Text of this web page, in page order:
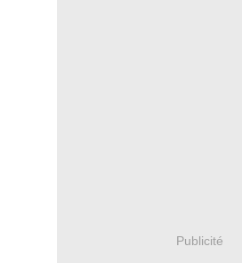
Publicité